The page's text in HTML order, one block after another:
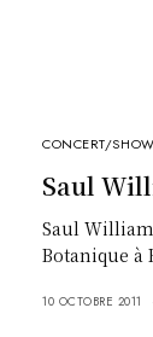
CONCERT/
Saul
Saul
Botanique à
10 OCTOBRE 2011